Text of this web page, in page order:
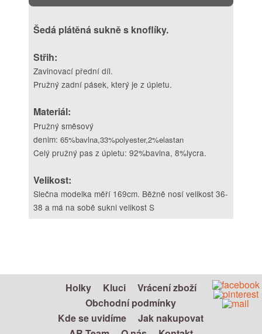
Šedá plátěná sukně s knoflíky.
Střih:
Zavinovací přední díl.
Pružný zadní pásek, který je z úpletu.
Materiál:
Pružný směsový
denim: 65%bavlna,33%polyester,2%elastan
Celý pružný pas z úpletu: 92%bavlna, 8%lycra.
Velikost:
Slečna modelka měří 169cm. Běžně nosí velikost 36-
38 a má na sobě sukni velikost S
Holky Kluci
Vrácení zboží
Obchodní podmínky
Kde se uvidíme
Jak nakupovat